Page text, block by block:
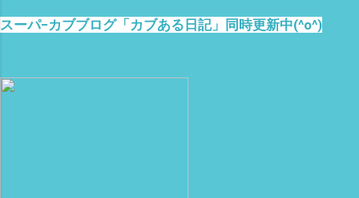
スーパ−カブブログ「カブある日記」同時更新中(^o^)